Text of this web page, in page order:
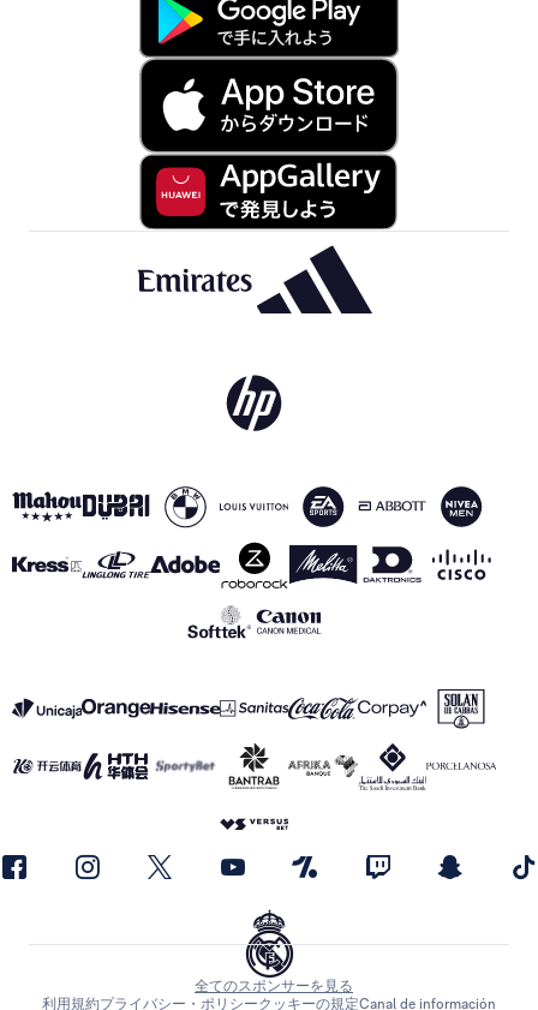
全てのスポンサーを見る
利用規約プライバシー・ポリシークッキーの規定Canal de información